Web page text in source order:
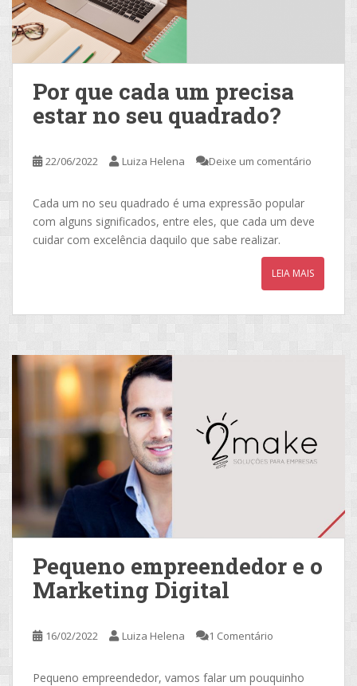
Por que cada um precisa
estar no seu quadrado?
22/06/2022 Luiza Helena Deixe um comentário
Cada um no seu quadrado é uma expressão popular
com alguns significados, entre eles, que cada um deve
cuidar com excelência daquilo que sabe realizar.
LEIA MAIS
Pequeno empreendedor e o
Marketing Digital
16/02/2022 Luiza Helena 1 Comentário
Pequeno empreendedor, vamos falar um pouquinho